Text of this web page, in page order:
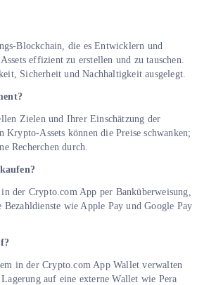
Blockchain, die es Entwicklern und
effizient zu erstellen und zu tauschen.
Sicherheit und Nachhaltigkeit ausgelegt.
Zielen und Ihrer Einschätzung der
Krypto-Assets können die Preise schwanken;
Recherchen durch.
der Crypto.com App per Banküberweisung,
wie Apple Pay und Google Pay
in der Crypto.com App Wallet verwalten
auf eine externe Wallet wie Pera